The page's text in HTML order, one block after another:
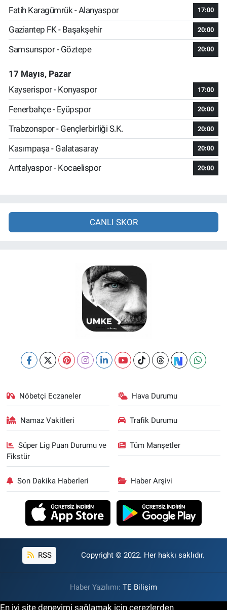
Fatih Karagümrük - Alanyaspor
17:00
Gaziantep FK - Başakşehir 20:00
Samsunspor - Göztepe 20:00
17 Mayıs, Pazar
Kayserispor - Konyaspor
17:00
Fenerbahçe - Eyüpspor 20:00
Trabzonspor - Gençlerbirliği S.K. 20:00
Kasımpaşa - Galatasaray 20:00
Antalyaspor - Kocaelispor 20:00
CANLI SKOR
Nöbetçi Eczaneler Hava Durumu
Namaz Vakitleri Trafik Durumu
Süper Lig Puan Durumu ve
Fikstür
Tüm Manşetler
Son Dakika Haberleri Haber Arşivi
RSS Copyright © 2022. Her hakkı saklıdır.
Haber Yazılımı: TE Bilişim
En iyi site deneyimi sağlamak için çerezlerden